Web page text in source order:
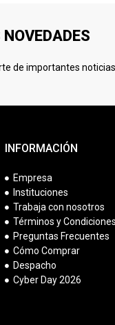
de importantes noticias.
INFORMACIÓN
Empresa
Instituciones
Trabaja con nosotros
Términos y Condiciones
Preguntas Frecuentes
Cómo Comprar
Despacho
Cyber Day 2026